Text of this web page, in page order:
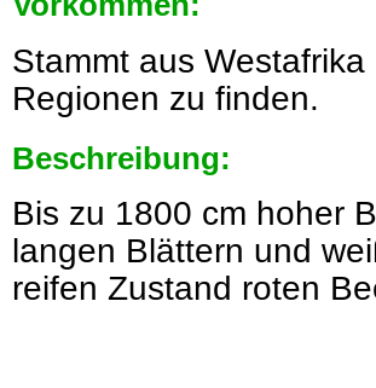
Stammt aus
Regionen zu finden.
Beschreibung:
Bis zu 1800 cm hoher
langen Blättern und
reifen Zustand roten